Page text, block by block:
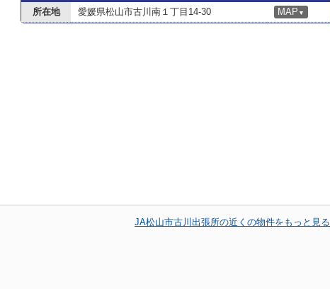
所在地
愛媛県松山市古川南１丁目14-30 MAP ▼
JA松山市古川出張所の近くの物件をもっと見る